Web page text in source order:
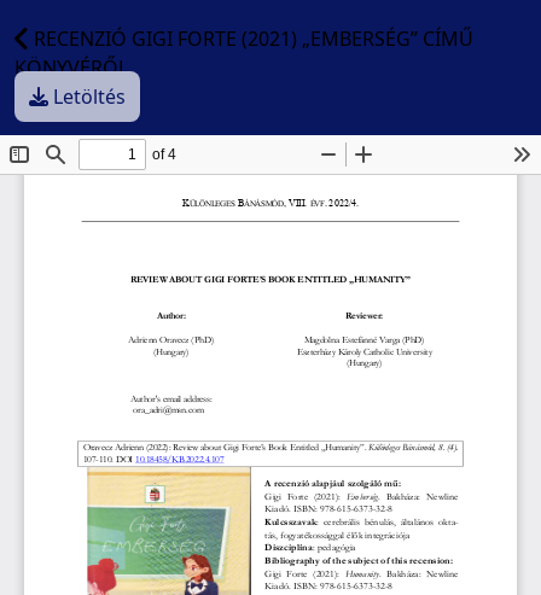
RECENZIÓ GIGI FORTE (2021) „EMBERSÉG” CÍMŰ
KÖNYVÉRŐL
Letöltés